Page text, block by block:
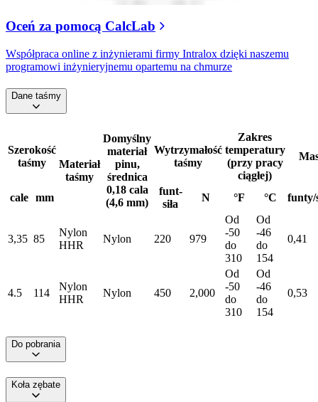
Oceń za pomocą CalcLab
Współpraca online z inżynierami firmy Intralox dzięki naszemu
programowi inżynieryjnemu opartemu na chmurze
Dane taśmy
Szerokość
taśmy
Materiał
taśmy
Domyślny
materiał
pinu,
średnica
0,18 cala
(4,6 mm)
Wytrzymałość
taśmy
Zakres
temperatury
(przy pracy
ciągłej)
cale mm
funt-
siła
N °F °C funty/
3,35 85
Nylon
HHR
Nylon 220 979
Od
-50
do
310
Od
-46
do
154
0,41
4.5 114
Nylon
HHR
Nylon 450 2,000
Od
-50
do
310
Od
-46
do
154
0,53
Do pobrania
Koła zębate